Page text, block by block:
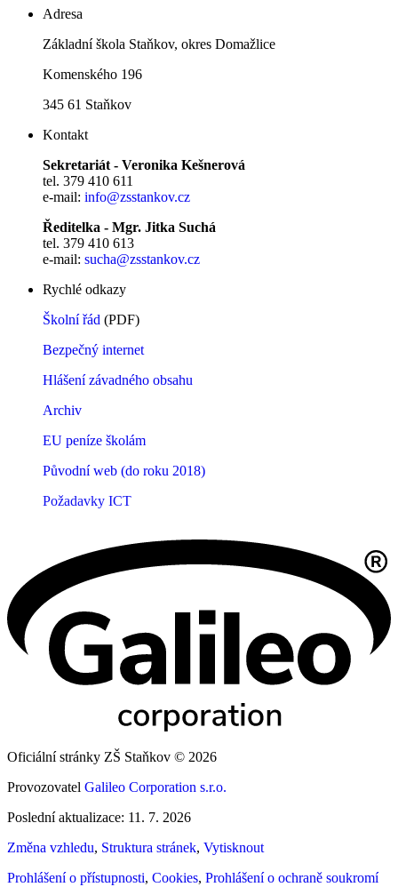
Adresa
Základní škola Staňkov, okres Domažlice
Komenského 196
345 61 Staňkov
Kontakt
Sekretariát - Veronika Kešnerová
tel. 379 410 611
e-mail: info@zsstankov.cz
Ředitelka - Mgr. Jitka Suchá
tel. 379 410 613
e-mail: sucha@zsstankov.cz
Rychlé odkazy
Školní řád (PDF)
Bezpečný internet
Hlášení závadného obsahu
Archiv
EU peníze školám
Původní web (do roku 2018)
Požadavky ICT
Oficiální stránky ZŠ Staňkov © 2026
Provozovatel Galileo Corporation s.r.o.
Poslední aktualizace: 11. 7. 2026
Změna vzhledu, Struktura stránek, Vytisknout
Prohlášení o přístupnosti, Cookies, Prohlášení o ochraně soukromí